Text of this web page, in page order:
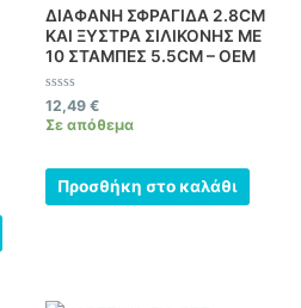
ΔΙΑΦΑΝΗ ΣΦΡΑΓΙΔΑ 2.8CM
ΚΑΙ ΞΥΣΤΡΑ ΣΙΛΙΚΟΝΗΣ ΜΕ
10 ΣΤΑΜΠΕΣ 5.5CM – OEM
Βαθμολογήθηκε
με
0
12,49 €
Σε απόθεμα
Προσθήκη στο καλάθι